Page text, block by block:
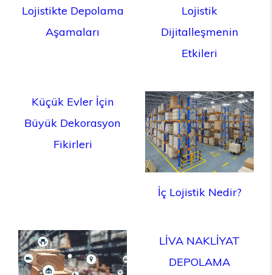
Lojistikte Depolama
Aşamaları
Lojistik
Dijitalleşmenin
Etkileri
Küçük Evler İçin
Büyük Dekorasyon
Fikirleri
İç Lojistik Nedir?
LİVA NAKLİYAT
DEPOLAMA